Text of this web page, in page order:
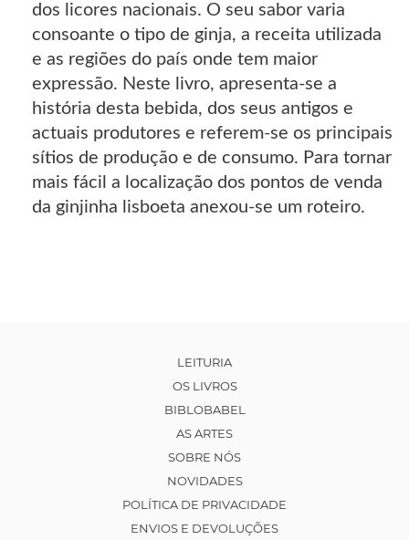
dos licores nacionais. O seu sabor varia
consoante o tipo de ginja, a receita utilizada
e as regiões do país onde tem maior
expressão. Neste livro, apresenta-se a
história desta bebida, dos seus antigos e
actuais produtores e referem-se os principais
sítios de produção e de consumo. Para tornar
mais fácil a localização dos pontos de venda
da ginjinha lisboeta anexou-se um roteiro.
LEITURIA
OS LIVROS
BIBLOBABEL
AS ARTES
SOBRE NÓS
NOVIDADES
POLÍTICA DE PRIVACIDADE
ENVIOS E DEVOLUÇÕES